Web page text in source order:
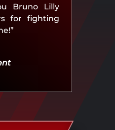
Bruno Lilly
for fighting